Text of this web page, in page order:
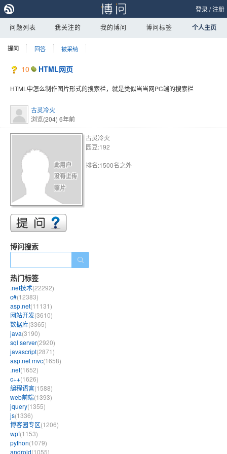
登录/注册
问题列表 我关注的 我的博问 博问标签 个人主页
提问 回答 被采纳
10 HTML网页
HTML中怎么制作图片形式的搜索栏，就是类似当当网PC端的搜索栏
古灵冷火
浏览(204) 6年前
古灵冷火
园豆:192
排名:1500名之外
博问搜索
热门标签
.net技术(22292)
c#(12383)
asp.net(11131)
网站开发(3610)
数据库(3365)
java(3190)
sql server(2920)
javascript(2871)
asp.net mvc(1658)
.net(1652)
c++(1626)
编程语言(1588)
web前端(1393)
jquery(1355)
js(1336)
博客园专区(1206)
wpf(1153)
python(1079)
android(1055)